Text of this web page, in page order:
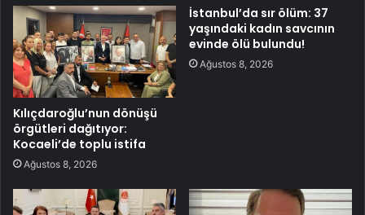
Kılıçdaroğlu’nun dönüşü
örgütleri dağıtıyor:
Kocaeli’de toplu istifa
Ağustos 8, 2026
İstanbul’da sır ölüm: 37
yaşındaki kadın savcının
evinde ölü bulundu!
Ağustos 8, 2026